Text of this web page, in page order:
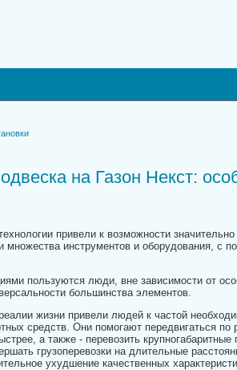
на Газон Некст:
привели к возможности
множества инструментов и оборудования, с
пользуются люди, вне зависимости от
большинства элементов.
жизни привели людей к частой
средств. Они помогают передвигаться по
а также - перевозить
грузоперевозки на длительные
ухудшение качественных